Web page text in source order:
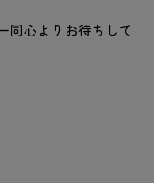
同心よりお待ちして